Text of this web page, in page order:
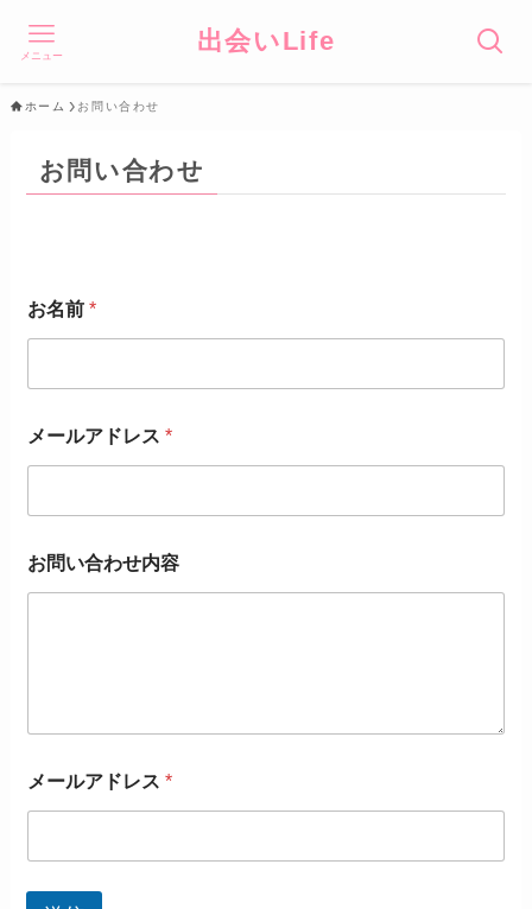
出会いLife
メニュー
ホーム お問い合わせ
お問い合わせ
お名前*
メールアドレス*
お問い合わせ内容
名
前
ア
メールアドレス*